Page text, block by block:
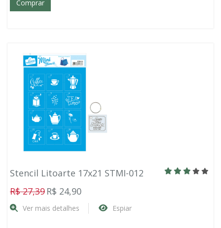
Comprar
Stencil Litoarte 17x21 STMI-012
R$ 27,39 R$ 24,90
Ver mais detalhes Espiar